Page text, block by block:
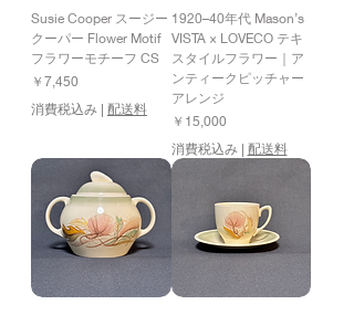
Susie Cooper スージー
クーパー Flower Motif
フラワーモチーフ CS
価格
￥7,450
消費税込み | 配送料
1920–40年代 Mason’s
VISTA × LOVECO テキ
スタイルフラワー｜ア
ンティークピッチャー
アレンジ
価格
￥15,000
消費税込み| 配送料